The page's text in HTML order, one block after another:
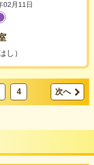
02月11日
し）
4 次へ